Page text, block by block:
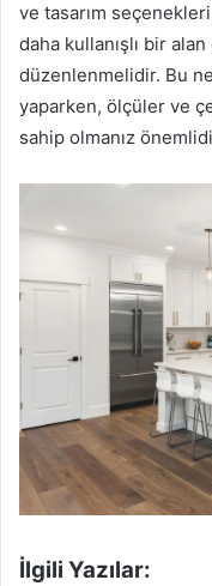
ve tasarım
daha kullanışlı bir
düzenlenmelidir. Bu
yaparken, ölçüler ve
sahip olmanız
İlgili Yazılar: